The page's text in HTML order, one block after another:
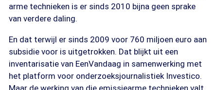
arme technieken is er sinds 2010 bijna geen sprake
van verdere daling.
En dat terwijl er sinds 2009 voor 760 miljoen euro aan
subsidie voor is uitgetrokken. Dat blijkt uit een
inventarisatie van EenVandaag in samenwerking met
het platform voor onderzoeksjournalistiek Investico.
Maar de werking van die emissiearme technieken valt